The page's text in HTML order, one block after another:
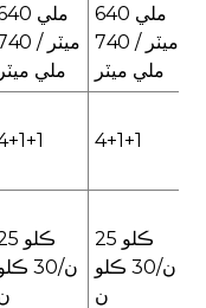
640
ميٽر /
ملي ميٽر
640 ملي
ميٽر / 740
ملي ميٽر
4+1+1
25
ن/30
25 ڪلو
ن/30 ڪلو
ن